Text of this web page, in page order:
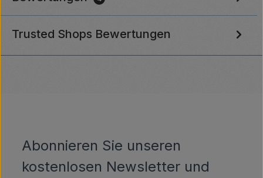
Trusted Shops Bewertungen
Abonnieren Sie unseren
kostenlosen Newsletter und